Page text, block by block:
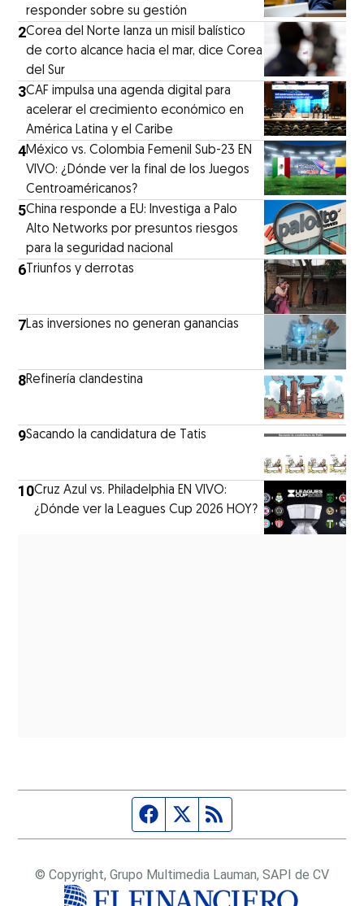
responder sobre su gestión
2Corea del Norte lanza un misil balístico
de corto alcance hacia el mar, dice Corea
del Sur
3CAF impulsa una agenda digital para
acelerar el crecimiento económico en
América Latina y el Caribe
4México vs. Colombia Femenil Sub-23 EN
VIVO: ¿Dónde ver la final de los Juegos
Centroaméricanos?
5China responde a EU: Investiga a Palo
Alto Networks por presuntos riesgos
para la seguridad nacional
6 Triunfos y derrotas
7Las inversiones no generan ganancias
8Refinería clandestina
9Sacando la candidatura de Tatis
10Cruz Azul vs. Philadelphia EN VIVO:
¿Dónde ver la Leagues Cup 2026 HOY?
Página de Facebook
Fuente Twitter
© Copyright, Grupo Multimedia Lauman, SAPI de CV